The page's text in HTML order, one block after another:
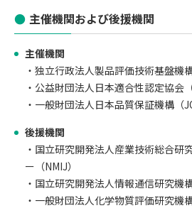
主催機関および後援機関
主催機関
独立行政法人製品評価技術基盤機
公益財団法人日本適合性認定協会（
一般財団法人日本品質保証機構（
後援機関
国立研究開発法人産業技術総合研
ー（NMIJ）
国立研究開発法人情報通信研究機
一般財団法人化学物質評価研究機構